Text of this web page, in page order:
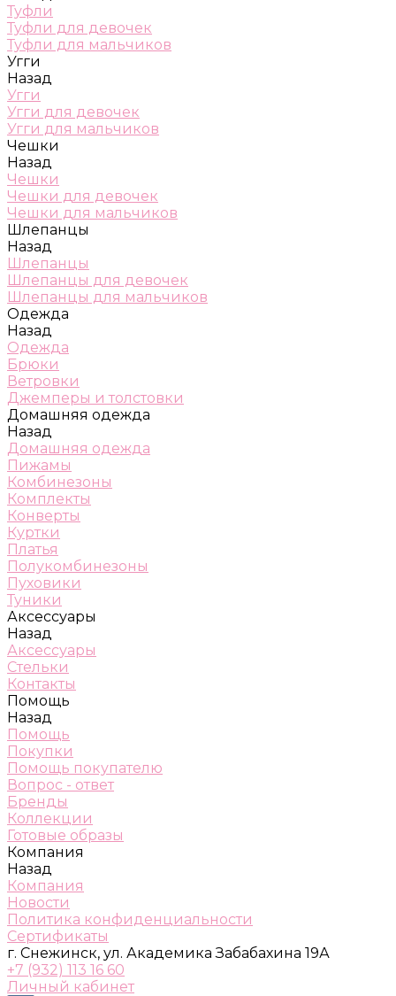
Туфли
Туфли для девочек
Туфли для мальчиков
Угги
Назад
Угги
Угги для девочек
Угги для мальчиков
Чешки
Назад
Чешки
Чешки для девочек
Чешки для мальчиков
Шлепанцы
Назад
Шлепанцы
Шлепанцы для девочек
Шлепанцы для мальчиков
Одежда
Назад
Одежда
Брюки
Ветровки
Джемперы и толстовки
Домашняя одежда
Назад
Домашняя одежда
Пижамы
Комбинезоны
Комплекты
Конверты
Куртки
Платья
Полукомбинезоны
Пуховики
Туники
Аксессуары
Назад
Аксессуары
Стельки
Контакты
Помощь
Назад
Помощь
Покупки
Помощь покупателю
Вопрос - ответ
Бренды
Коллекции
Готовые образы
Компания
Назад
Компания
Новости
Политика конфиденциальности
Сертификаты
г. Снежинск, ул. Академика Забабахина 19А
+7 (932) 113 16 60
Личный кабинет